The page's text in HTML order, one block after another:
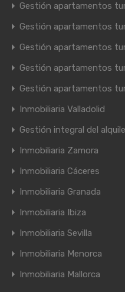
Gestión apartamentos
Gestión apartamentos
Gestión apartamentos
Gestión apartamentos
Gestión apartamentos
Inmobiliaria Valladolid
Gestión integral del
Inmobiliaria Zamora
Inmobiliaria Cáceres
Inmobiliaria Granada
Inmobiliaria Ibiza
Inmobiliaria Sevilla
Inmobiliaria Menorca
Inmobiliaria Mallorca